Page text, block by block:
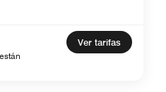
Ver tarifas